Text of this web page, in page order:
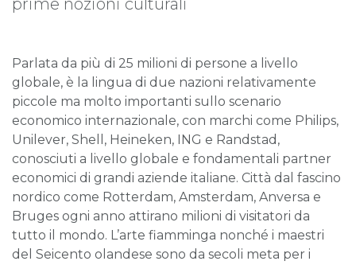
prime nozioni culturali
Parlata da più di 25 milioni di persone a livello
globale, è la lingua di due nazioni relativamente
piccole ma molto importanti sullo scenario
economico internazionale, con marchi come Philips,
Unilever, Shell, Heineken, ING e Randstad,
conosciuti a livello globale e fondamentali partner
economici di grandi aziende italiane. Città dal fascino
nordico come Rotterdam, Amsterdam, Anversa e
Bruges ogni anno attirano milioni di visitatori da
tutto il mondo. L’arte fiamminga nonché i maestri
del Seicento olandese sono da secoli meta per i